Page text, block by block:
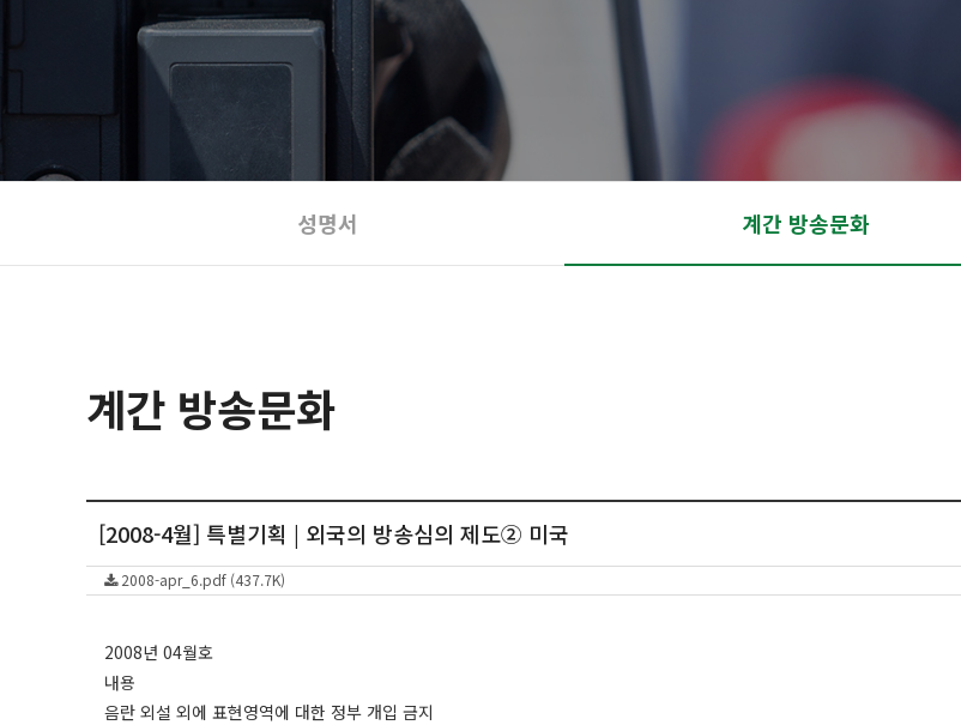
성명서 계간 방송문화
계간 방송문화
[2008-4월] 특별기획 | 외국의 방송심의 제도② 미국
2008-apr_6.pdf (437.7K)
2008년 04월호
내용
음란 외설 외에 표현영역에 대한 정부 개입 금지